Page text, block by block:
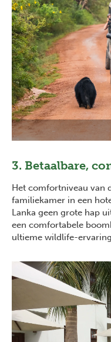
3. Betaalbare,
Het comfortniveau van
familiekamer in een
Lanka geen grote hap
een comfortabele
ultieme wildlife-